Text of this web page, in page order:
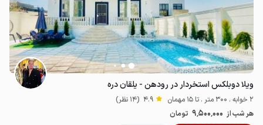
7میلیون ت 4.8
ویلا دوبلکس استخردار در رودهن - یلقان دره
2 خوابه . 300 متر . تا 15 مهمان 4.9 (14 نظر)
هر شب از 9٬500٬000 تومان